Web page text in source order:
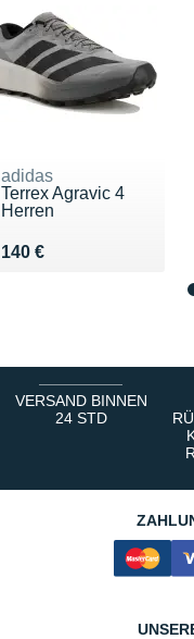
adidas
Terrex Agravic 4
Herren
140 €
Vendu 140 €
VERSAND BINNEN
24 STD